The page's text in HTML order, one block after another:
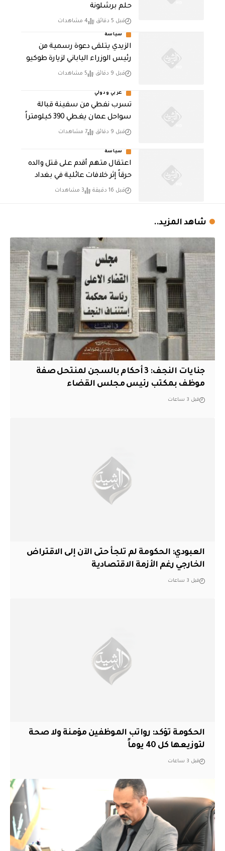
حلم برشلونة
قبل 5 دقائق 4 مشاهدات
سياسة
الزيدي يتلقى دعوة رسمية من
رئيس الوزراء الياباني لزيارة طوكيو
قبل 9 دقائق 5 مشاهدات
عربي ودولي
تسرب نفطي من سفينة قبالة
سواحل عمان يغطي 390 كيلومتراً
قبل 9 دقائق 7 مشاهدات
سياسة
اعتقال متهم أقدم على قتل والده
حرقاً إثر خلافات عائلية في بغداد
قبل 16 دقيقة 3 مشاهدات
شاهد المزيد..
جنايات النجف: 3 أحكام بالسجن لمنتحل صفة
موظف بمكتب رئيس مجلس القضاء
قبل 3 ساعات
العبودي: الحكومة لم تلجأ حتى الآن إلى الاقتراض
الخارجي رغم الأزمة الاقتصادية
قبل 3 ساعات
الحكومة تؤكد: رواتب الموظفين مؤمنة ولا صحة
لتوزيعها كل 40 يوماً
قبل 3 ساعات